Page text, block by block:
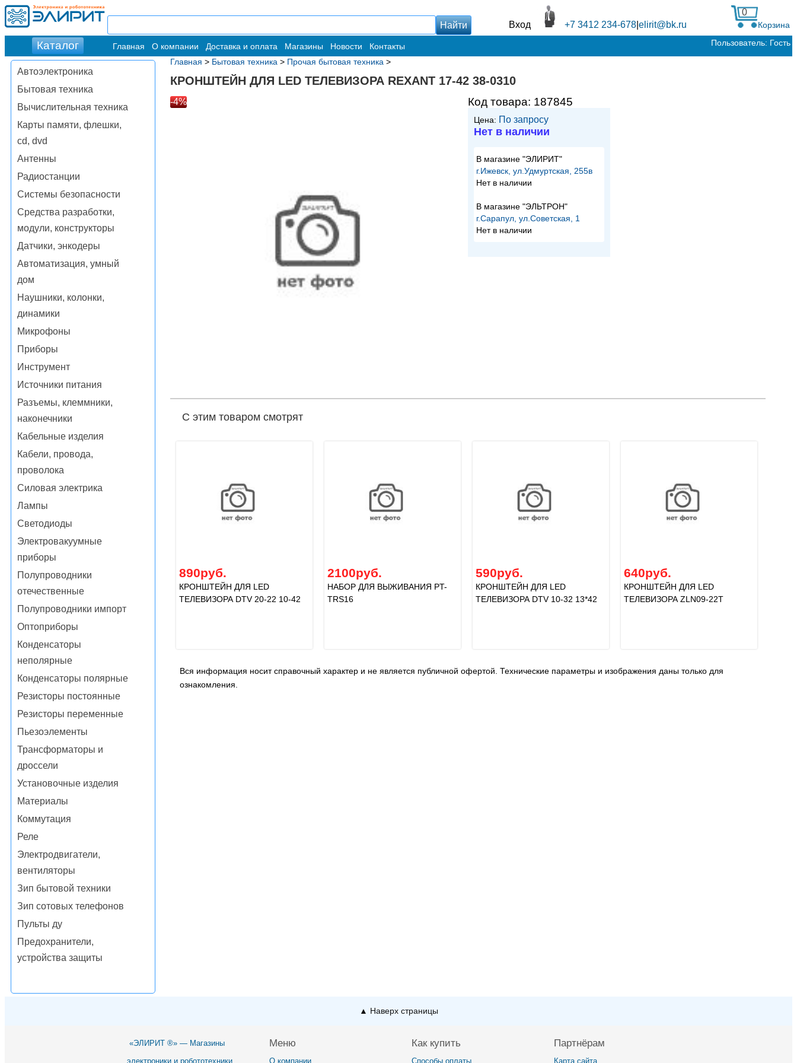
Вход +7 3412 234-678 elirit@bk.ru
0
Корзина
Главная О компании Доставка и оплата Магазины Новости Контакты Пользователь: Гость
Автоэлектроника
Бытовая техника
Вычислительная техника
Карты памяти, флешки,
cd, dvd
Антенны
Радиостанции
Системы безопасности
Средства разработки,
модули, конструкторы
Датчики, энкодеры
Автоматизация, умный
дом
Наушники, колонки,
динамики
Микрофоны
Приборы
Инструмент
Источники питания
Разъемы, клеммники,
наконечники
Кабельные изделия
Кабели, провода,
проволока
Силовая электрика
Лампы
Светодиоды
Электровакуумные
приборы
Полупроводники
отечественные
Полупроводники импорт
Оптоприборы
Конденсаторы
неполярные
Конденсаторы полярные
Резисторы постоянные
Резисторы переменные
Пьезоэлементы
Трансформаторы и
дроссели
Установочные изделия
Материалы
Коммутация
Реле
Электродвигатели,
вентиляторы
Зип бытовой техники
Зип сотовых телефонов
Пульты ду
Предохранители,
устройства защиты
Главная > Бытовая техника > Прочая бытовая техника >
КРОНШТЕЙН ДЛЯ LED ТЕЛЕВИЗОРА REXANT 17-42 38-0310
-4% Код товара: 187845
Цена: По запросу
Нет в наличии
В магазине "ЭЛИРИТ"
г.Ижевск, ул.Удмуртская, 255в
Нет в наличии
В магазине "ЭЛЬТРОН"
г.Сарапул, ул.Советская, 1
Нет в наличии
С этим товаром смотрят
890руб.
КРОНШТЕЙН ДЛЯ LED
ТЕЛЕВИЗОРА DTV 20-22 10-42
2100руб.
НАБОР ДЛЯ ВЫЖИВАНИЯ PT-
TRS16
590руб.
КРОНШТЕЙН ДЛЯ LED
ТЕЛЕВИЗОРА DTV 10-32 13*42
640руб.
КРОНШТЕЙН ДЛЯ LED
ТЕЛЕВИЗОРА ZLN09-22T
Вся информация носит справочный характер и не является публичной офертой. Технические параметры и изображения даны только для
ознакомления.
▲ Наверх страницы
«ЭЛИРИТ ®» — Магазины
электроники и робототехники
Меню
О компании
Как купить
Способы оплаты
Партнёрам
Карта сайта